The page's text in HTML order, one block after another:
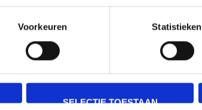
Voorkeuren Statistieken
SELECTIE TOESTAAN
Just Sit Beige
€109,95